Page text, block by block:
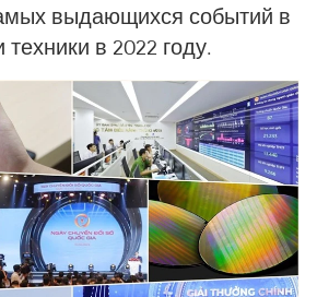
выдающихся событий в
в 2022 году.